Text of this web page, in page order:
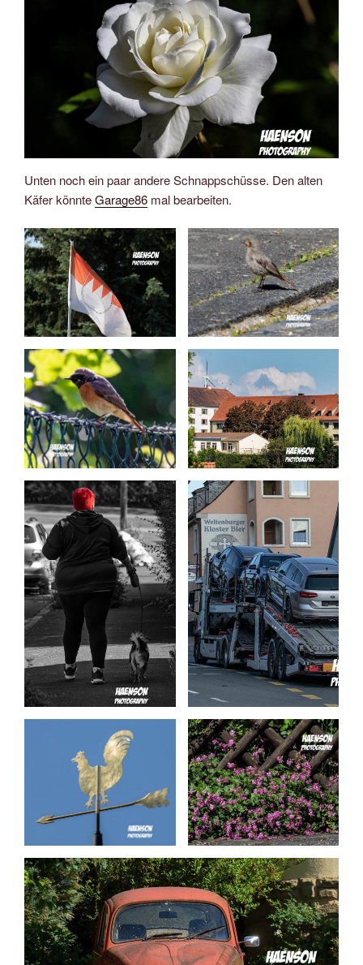
Unten noch ein paar andere Schnappschüsse. Den alten
Käfer könnteGarage86 mal bearbeiten.